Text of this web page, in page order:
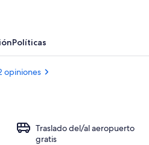
Políticas
opiniones
Traslado del/al aeropuerto
gratis